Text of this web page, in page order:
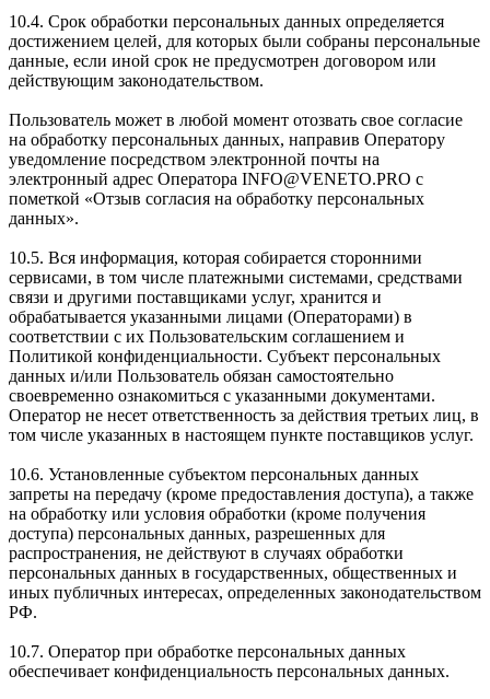
10.4. Срок обработки персональных данных определяется
достижением целей, для которых были собраны персональные
данные, если иной срок не предусмотрен договором или
действующим законодательством.
Пользователь может в любой момент отозвать свое согласие
на обработку персональных данных, направив Оператору
уведомление посредством электронной почты на
электронный адрес Оператора INFO@VENETO.PRO с
пометкой «Отзыв согласия на обработку персональных
данных».
10.5. Вся информация, которая собирается сторонними
сервисами, в том числе платежными системами, средствами
связи и другими поставщиками услуг, хранится и
обрабатывается указанными лицами (Операторами) в
соответствии с их Пользовательским соглашением и
Политикой конфиденциальности. Субъект персональных
данных и/или Пользователь обязан самостоятельно
своевременно ознакомиться с указанными документами.
Оператор не несет ответственность за действия третьих лиц, в
том числе указанных в настоящем пункте поставщиков услуг.
10.6. Установленные субъектом персональных данных
запреты на передачу (кроме предоставления доступа), а также
на обработку или условия обработки (кроме получения
доступа) персональных данных, разрешенных для
распространения, не действуют в случаях обработки
персональных данных в государственных, общественных и
иных публичных интересах, определенных законодательством
РФ.
10.7. Оператор при обработке персональных данных
обеспечивает конфиденциальность персональных данных.